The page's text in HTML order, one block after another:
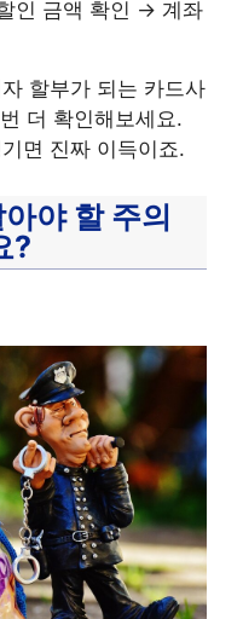
인 금액 확인 → 계좌
할부가 되는 카드사
더 확인해보세요.
면 진짜 이득이죠.
야 할 주의
?